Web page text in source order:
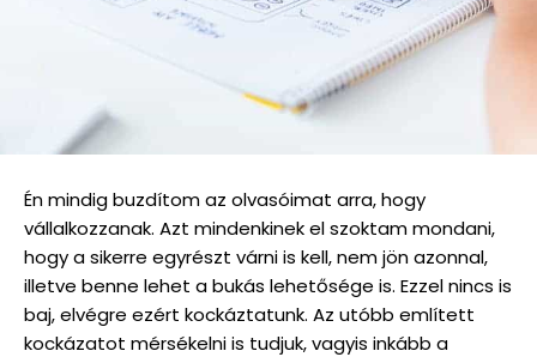
Én mindig buzdítom az olvasóimat arra, hogy
vállalkozzanak. Azt mindenkinek el szoktam mondani,
hogy a sikerre egyrészt várni is kell, nem jön azonnal,
illetve benne lehet a bukás lehetősége is. Ezzel nincs is
baj, elvégre ezért kockáztatunk. Az utóbb említett
kockázatot mérsékelni is tudjuk, vagyis inkább a